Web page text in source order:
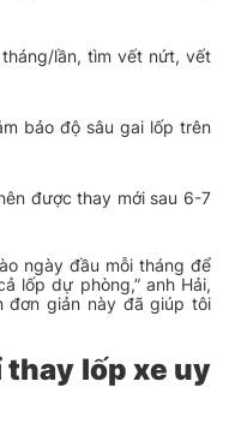
lần, tìm vết nứt, vết
bảo độ sâu gai lốp trên
được thay mới sau 6-7
ngày đầu mỗi tháng để
lốp dự phòng,” anh Hải,
đơn giản này đã giúp tôi
thay lốp xe uy